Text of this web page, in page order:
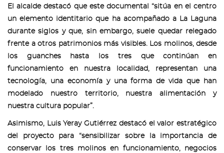
El alcalde destacó que este documental “sitúa en el centro
un elemento identitario que ha acompañado a La Laguna
durante siglos y que, sin embargo, suele quedar relegado
frente a otros patrimonios más visibles. Los molinos, desde
los guanches hasta los tres que continúan en
funcionamiento en nuestra localidad, representan una
tecnología, una economía y una forma de vida que han
modelado nuestro territorio, nuestra alimentación y
nuestra cultura popular”.
Asimismo, Luis Yeray Gutiérrez destacó el valor estratégico
del proyecto para “sensibilizar sobre la importancia de
conservar los tres molinos en funcionamiento, negocios